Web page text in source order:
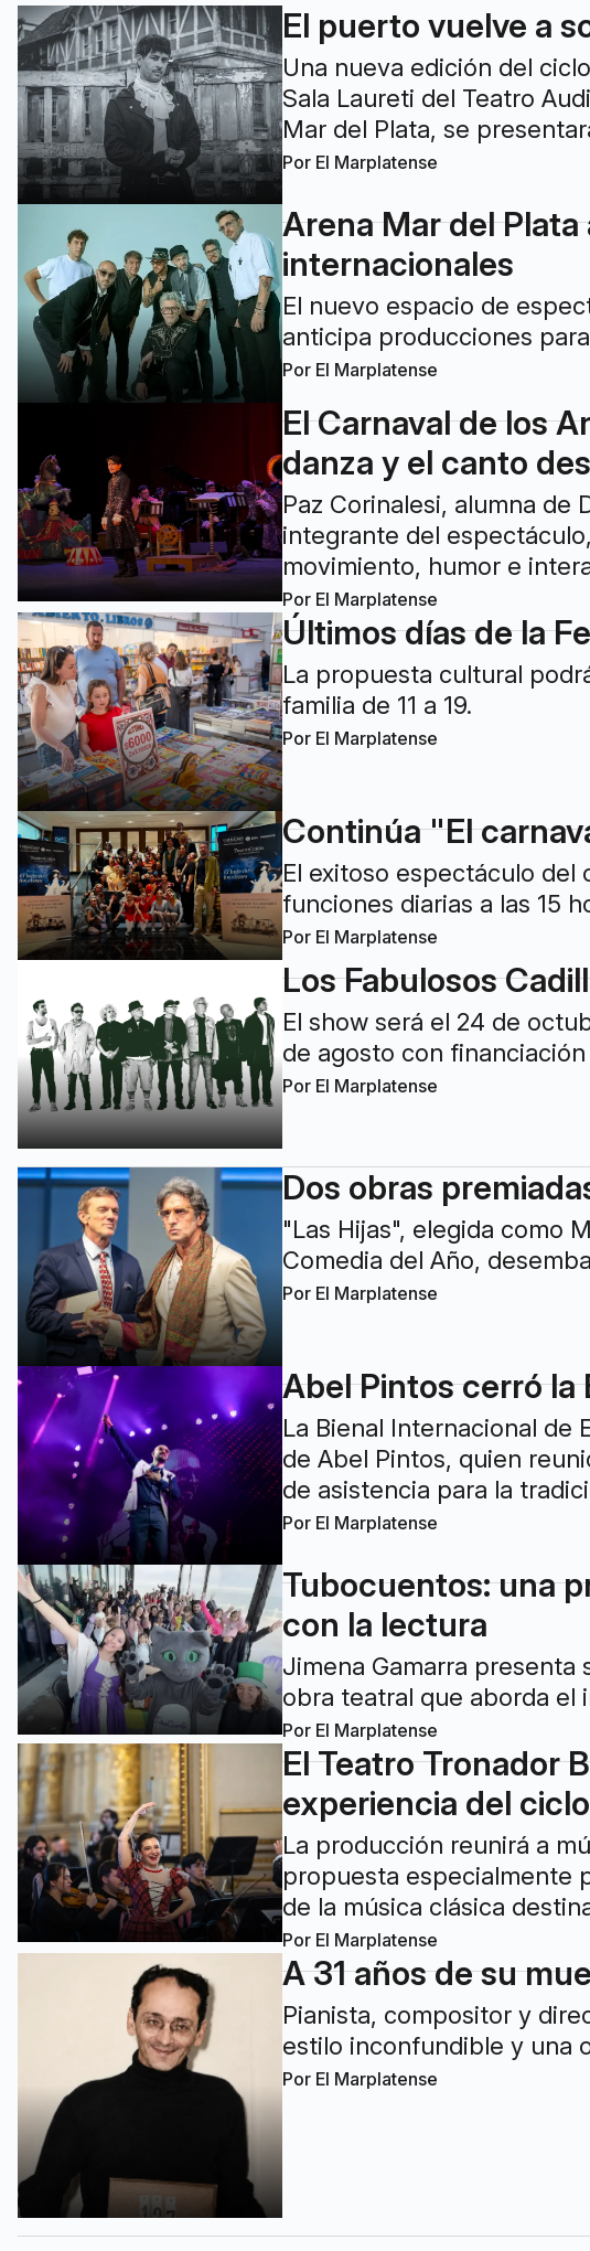
El puerto vuelve a
Una nueva edición del
Sala Laureti del Teatro
Mar del Plata, se
Por El Marplatense
Arena Mar del
internacionales
El nuevo espacio de
anticipa producciones para
Por El Marplatense
El Carnaval de los
danza y el canto
Paz Corinalesi, alumna de
integrante del
movimiento, humor e
Por El Marplatense
Últimos días de la
La propuesta cultural
familia de 11 a 19.
Por El Marplatense
Continúa "El
El exitoso espectáculo del
funciones diarias a las 15
Por El Marplatense
Los Fabulosos
El show será el 24 de
de agosto con
Por El Marplatense
Dos obras
"Las Hijas", elegida como
Comedia del Año,
Por El Marplatense
Abel Pintos cerró la
La Bienal Internacional de
de Abel Pintos, quien
de asistencia para la
Por El Marplatense
Tubocuentos: una
con la lectura
Jimena Gamarra presenta
obra teatral que aborda el
Por El Marplatense
El Teatro Tronador
experiencia del
La producción reunirá a
propuesta especialmente
de la música clásica
Por El Marplatense
A 31 años de su
Pianista, compositor y
estilo inconfundible y una
Por El Marplatense